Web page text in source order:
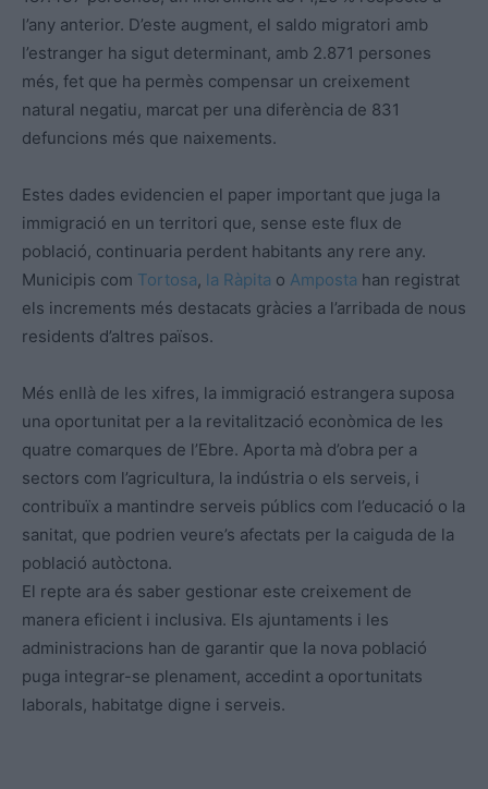
l’any anterior. D’este augment, el saldo migratori amb
l’estranger ha sigut determinant, amb 2.871 persones
més, fet que ha permès compensar un creixement
natural negatiu, marcat per una diferència de 831
defuncions més que naixements.
Estes dades evidencien el paper important que juga la
immigració en un territori que, sense este flux de
població, continuaria perdent habitants any rere any.
Municipis com Tortosa, la Ràpita o Amposta han registrat
els increments més destacats gràcies a l’arribada de nous
residents d’altres països.
Més enllà de les xifres, la immigració estrangera suposa
una oportunitat per a la revitalització econòmica de les
quatre comarques de l’Ebre. Aporta mà d’obra per a
sectors com l’agricultura, la indústria o els serveis, i
contribuïx a mantindre serveis públics com l’educació o la
sanitat, que podrien veure’s afectats per la caiguda de la
població autòctona.
El repte ara és saber gestionar este creixement de
manera eficient i inclusiva. Els ajuntaments i les
administracions han de garantir que la nova població
puga integrar-se plenament, accedint a oportunitats
laborals, habitatge digne i serveis.